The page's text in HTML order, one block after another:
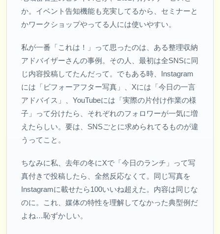
か。イベント告知機能も充実してるから、セミナーと
かワークショップやってる人には使いやすい。
私が一番「これは！」って思ったのは、ある整理収納
アドバイザーさんの事例。その人、最初は全SNSに同
じ内容投稿してたんだって。でもある時、Instagram
には「ビフォーアフター写真」、Xには「今日の一言
アドバイス」、YouTubeには「実際の片付け作業の様
子」って分けたら、それぞれのフォロワーが一気に増
えたらしい。要は、SNSごとに求められてるものが違
うってこと。
ちなみに私、去年の冬にXで「今日のランチ」って写
真付きで投稿したら、全然反応なくて。同じ写真を
Instagramに載せたら100いいね超えた。内容は同じな
のに。これ、媒体の特性を理解してなかった典型例だ
よね…恥ずかしい。